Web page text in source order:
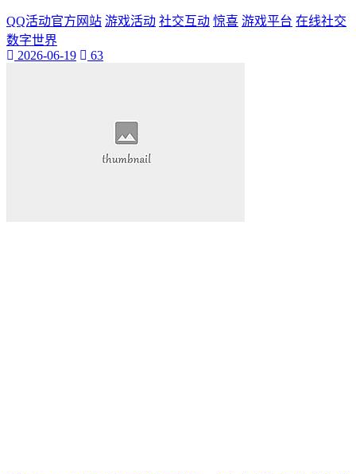
QQ活动官方网站 游戏活动 社交互动 惊喜 游戏平台 在线社交
数字世界
2026-06-19
63